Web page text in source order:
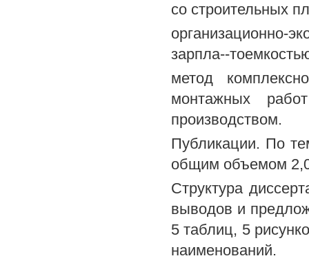
со строительных
организационно-
зарпла--
метод
монтажных
производством.
Публикации. По
общим объемом
Структура
выводов и
5 таблиц, 5
наименований.